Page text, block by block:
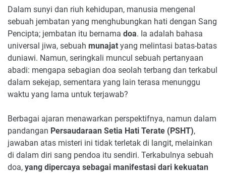
Dalam sunyi dan riuh kehidupan, manusia mengenal
sebuah jembatan yang menghubungkan hati dengan Sang
Pencipta; jembatan itu bernama doa. Ia adalah bahasa
universal jiwa, sebuah munajat yang melintasi batas-batas
duniawi. Namun, seringkali muncul sebuah pertanyaan
abadi: mengapa sebagian doa seolah terbang dan terkabul
dalam sekejap, sementara yang lain terasa menunggu
waktu yang lama untuk terjawab?
Berbagai ajaran menawarkan perspektifnya, namun dalam
pandangan Persaudaraan Setia Hati Terate (PSHT),
jawaban atas misteri ini tidak terletak di langit, melainkan
di dalam diri sang pendoa itu sendiri. Terkabulnya sebuah
doa, yang dipercaya sebagai manifestasi dari kekuatan